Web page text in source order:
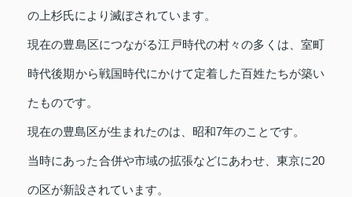
の上杉氏により滅ぼされています。
現在の豊島区につながる江戸時代の村々の多くは、室町
時代後期から戦国時代にかけて定着した百姓たちが築い
たものです。
現在の豊島区が生まれたのは、昭和7年のことです。
当時にあった合併や市域の拡張などにあわせ、東京に20
の区が新設されています。